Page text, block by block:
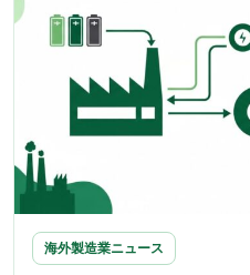
海外製造業ニュース